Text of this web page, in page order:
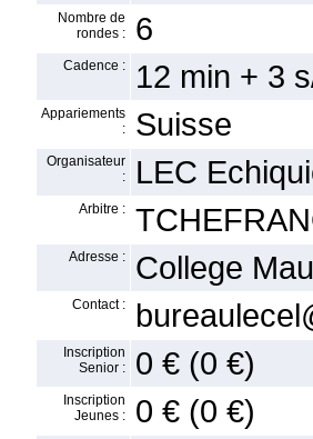
Nombre de
rondes :
6
Cadence : 12 min + 3
Appariements
:
Suisse
Organisateur
:
LEC
Arbitre :
Adresse : College
Contact :
Inscription
Senior :
0 € (0 €)
Inscription
Jeunes :
0 € (0 €)